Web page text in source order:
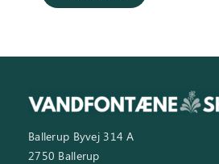
Ballerup Byvej 314 A
2750 Ballerup